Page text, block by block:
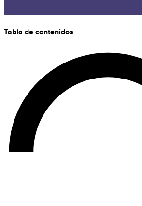
Tabla de contenidos